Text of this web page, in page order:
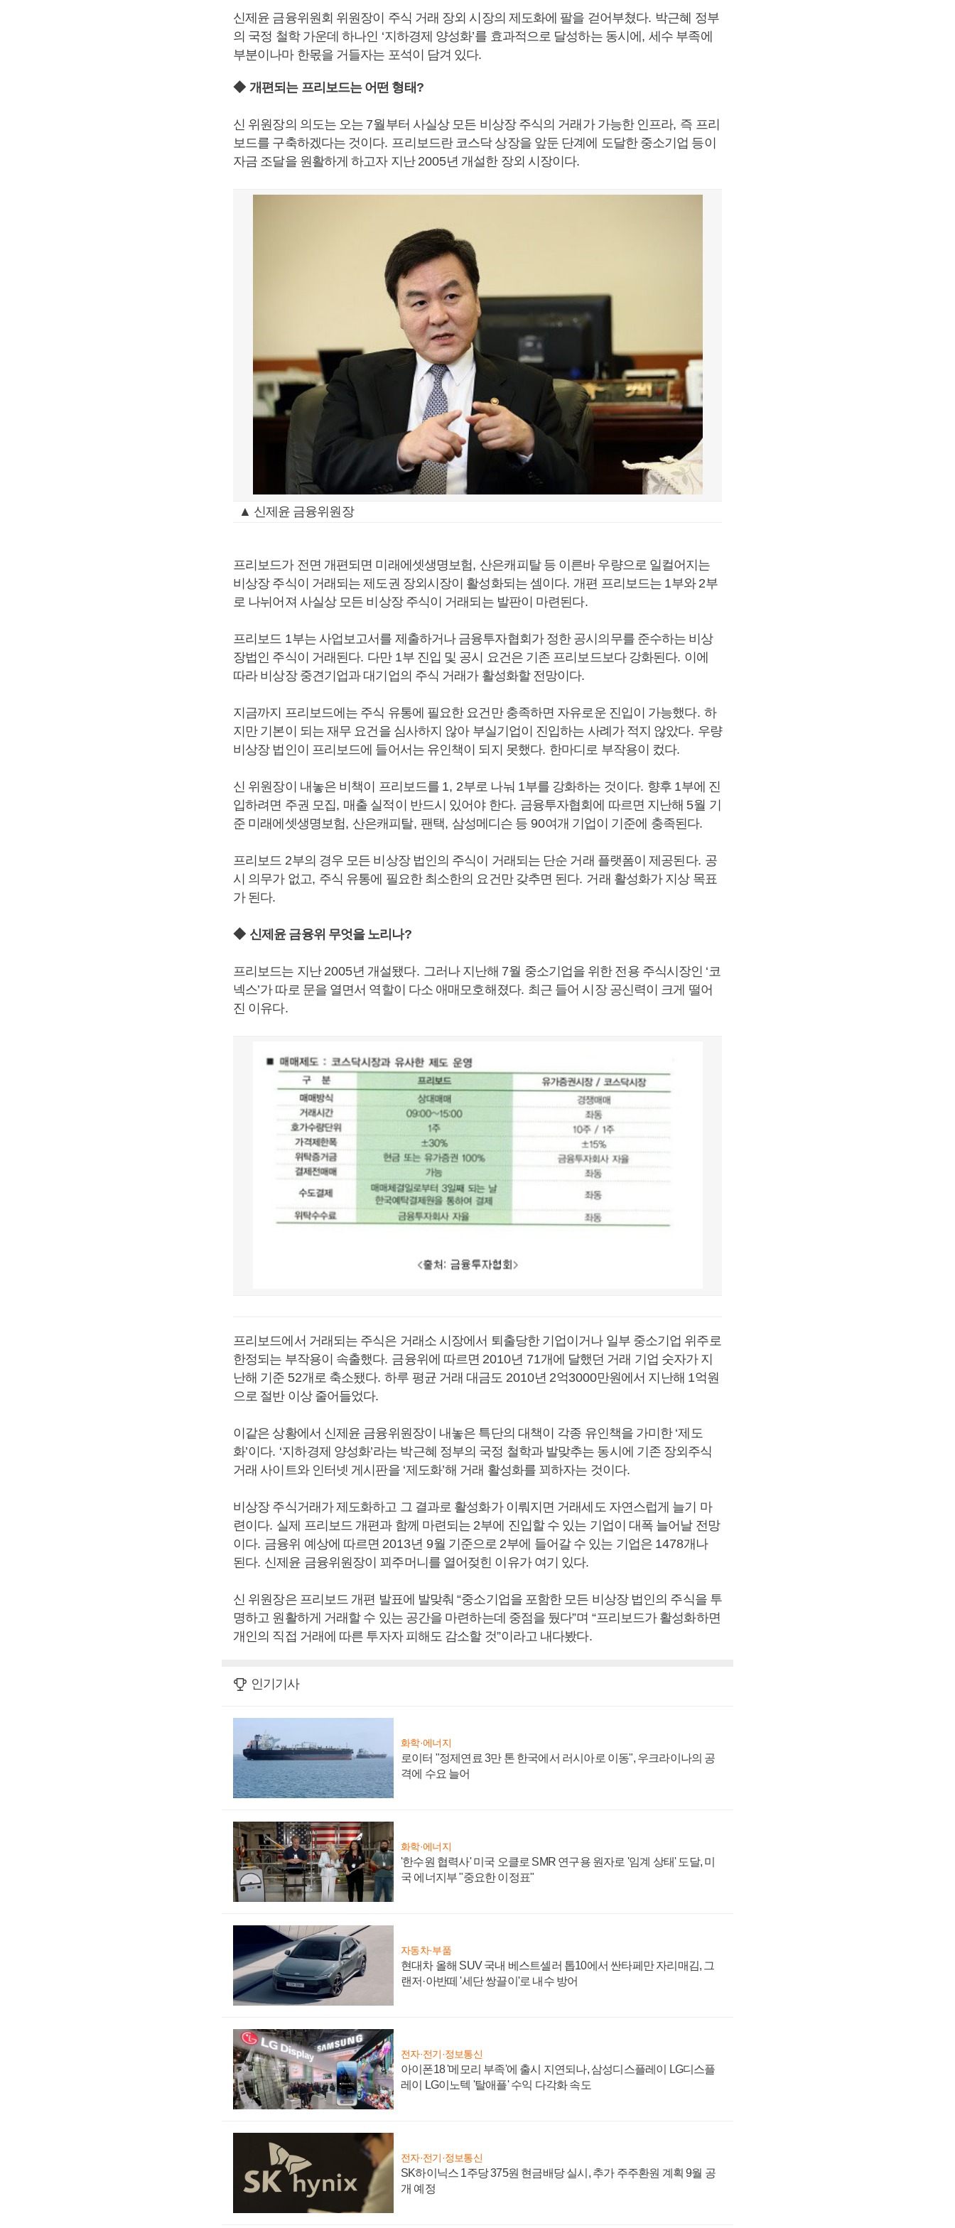
신제윤 금융위원회 위원장이 주식 거래 장외 시장의 제도화에 팔을 걷어부쳤다. 박근혜 정부
의 국정 철학 가운데 하나인 ‘지하경제 양성화’를 효과적으로 달성하는 동시에 ,세수 부족에
부분이나마 한몫을 거들자는 포석이 담겨 있다.
◆ 개편되는 프리보드는 어떤 형태 ?
신 위원장의 의도는 오는 7월부터 사실상 모든 비상장 주식의 거래가 가능한 인프라, 즉 프리
보드를 구축하겠다는 것이다. 프리보드란 코스닥 상장을 앞둔 단계에 도달한 중소기업 등이
자금 조달을 원활하게 하고자 지난 2005년 개설한 장외 시장이다.
▲ 신제윤 금융위원장
프리보드가 전면 개편되면 미래에셋생명보험, 산은캐피탈 등 이른바 우량으로 일컬어지는
비상장 주식이 거래되는 제도권 장외시장이 활성화되는 셈이다. 개편 프리보드는 1부와 2부
로 나뉘어져 사실상 모든 비상장 주식이 거래되는 발판이 마련된다.
프리보드 1부는 사업보고서를 제출하거나 금융투자협회가 정한 공시의무를 준수하는 비상
장법인 주식이 거래된다. 다만 1부 진입 및 공시 요건은 기존 프리보드보다 강화된다. 이에
따라 비상장 중견기업과 대기업의 주식 거래가 활성화할 전망이다.
지금까지 프리보드에는 주식 유통에 필요한 요건만 충족하면 자유로운 진입이 가능했다. 하
지만 기본이 되는 재무 요건을 심사하지 않아 부실기업이 진입하는 사례가 적지 않았다. 우량
비상장 법인이 프리보드에 들어서는 유인책이 되지 못했다. 한마디로 부작용이 컸다.
신 위원장이 내놓은 비책이 프리보드를 1, 2부로 나눠 1부를 강화하는 것이다. 향후 1부에 진
입하려면 주권 모집, 매출 실적이 반드시 있어야 한다. 금융투자협회에 따르면 지난해 5월 기
준 미래에셋생명보험, 산은캐피탈, 팬택, 삼성메디슨 등 90여개 기업이 기준에 충족된다.
프리보드 2부의 경우 모든 비상장 법인의 주식이 거래되는 단순 거래 플랫폼이 제공된다. 공
시 의무가 없고, 주식 유통에 필요한 최소한의 요건만 갖추면 된다. 거래 활성화가 지상 목표
가 된다.
◆ 신제윤 금융위 무엇을 노리나?
프리보드는 지난 2005년 개설됐다. 그러나 지난해 7월 중소기업을 위한 전용 주식시장인 ‘코
넥스’가 따로 문을 열면서 역할이 다소 애매모호해졌다. 최근 들어 시장 공신력이 크게 떨어
진 이유다.
프리보드에서 거래되는 주식은 거래소 시장에서 퇴출당한 기업이거나 일부 중소기업 위주로
한정되는 부작용이 속출했다. 금융위에 따르면 2010년 71개에 달했던 거래 기업 숫자가 지
난해 기준 52개로 축소됐다.하루 평균 거래 대금도 2010년 2억3000만원에서 지난해 1억원
으로 절반 이상 줄어들었다.
이같은 상황에서 신제윤 금융위원장이 내놓은 특단의 대책이 각종 유인책을 가미한 ‘제도
화’이다. ‘지하경제 양성화’라는 박근혜 정부의 국정 철학과 발맞추는 동시에 기존 장외주식
거래 사이트와 인터넷 게시판을 ‘제도화’해 거래 활성화를 꾀하자는 것이다.
비상장 주식거래가 제도화하고 그 결과로 활성화가 이뤄지면 거래세도 자연스럽게 늘기 마
련이다. 실제 프리보드 개편과 함께 마련되는 2부에 진입할 수 있는 기업이 대폭 늘어날 전망
이다. 금융위 예상에 따르면 2013년 9월 기준으로 2부에 들어갈 수 있는 기업은 1478개나
된다. 신제윤 금융위원장이 꾀주머니를 열어젖힌 이유가 여기 있다.
신 위원장은 프리보드 개편 발표에 발맞춰“중소기업을 포함한 모든 비상장 법인의 주식을 투
명하고 원활하게 거래할 수 있는 공간을 마련하는데 중점을 뒀다”며 “프리보드가 활성화하면
개인의 직접 거래에 따른 투자자 피해도 감소할 것”이라고 내다봤다.
인기기사
화학·에너지
로이터 "정제연료 3만 톤 한국에서 러시아로 이동", 우크라이나의 공
격에 수요 늘어
화학·에너지
'한수원 협력사' 미국 오클로 SMR 연구용 원자로 '임계 상태' 도달, 미
국 에너지부 "중요한 이정표"
자동차·부품
현대차 올해 SUV 국내 베스트셀러 톱10에서 싼타페만 자리매김, 그
랜저·아반떼 '세단 쌍끌이'로 내수 방어
전자·전기·정보통신
아이폰18 '메모리 부족'에 출시 지연되나, 삼성디스플레이 LG디스플
레이 LG이노텍 '탈애플' 수익 다각화 속도
전자·전기·정보통신
SK하이닉스 1주당 375원 현금배당 실시, 추가 주주환원 계획 9월 공
개 예정